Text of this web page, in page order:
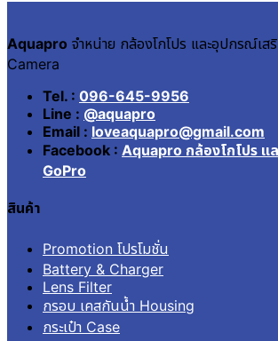
Aquapro จำหน่าย กล้องโกโปร และอุปกรณ์เ
Camera
Tel. : 096-645-9956
Line : @aquapro
Email : loveaquapro@gmail.com
Facebook : Aquapro กล้องโกโปร แ
GoPro
สินค้า
Promotion โปรโมชั่น
Battery & Charger
Lens Filter
กรอบ เคสกันน้ำ Housing
กระเป๋า Case